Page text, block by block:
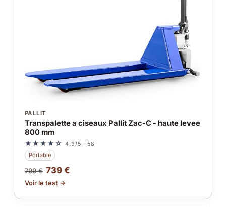
PALLIT
Transpalette a ciseaux Pallit Zac-C - haute levee
800 mm
★★★★☆ 4.3/5 · 58
Portable
799 € 739 €
Voir le test →